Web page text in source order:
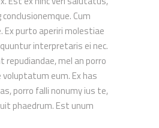
Cum
purto aperiri molestiae
interpretaris ei nec.
repudiandae, mel an porro
eum. Ex has
porro falli nonumy ius te,
phaedrum. Est unum